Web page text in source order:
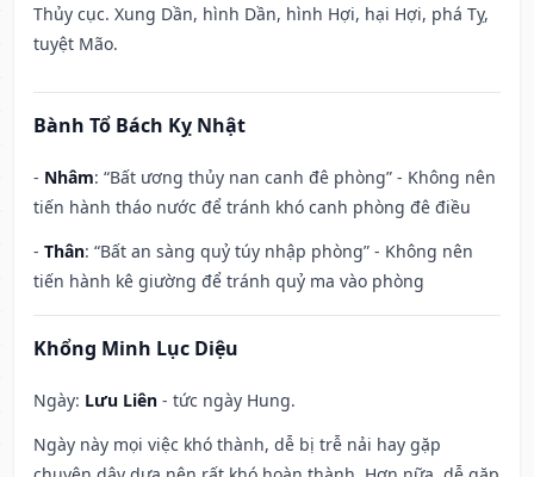
Thủy cục. Xung Dần, hình Dần, hình Hợi, hại Hợi, phá Tỵ,
tuyệt Mão.
Bành Tổ Bách Kỵ Nhật
- Nhâm: “Bất ương thủy nan canh đê phòng” - Không nên
tiến hành tháo nước để tránh khó canh phòng đê điều
- Thân: “Bất an sàng quỷ túy nhập phòng” - Không nên
tiến hành kê giường để tránh quỷ ma vào phòng
Khổng Minh Lục Diệu
Ngày: Lưu Liên - tức ngày Hung.
Ngày này mọi việc khó thành, dễ bị trễ nải hay gặp